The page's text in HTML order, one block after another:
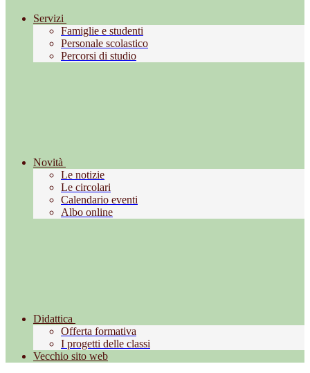
Servizi
Famiglie e studenti
Personale scolastico
Percorsi di studio
Novità
Le notizie
Le circolari
Calendario eventi
Albo online
Didattica
Offerta formativa
I progetti delle classi
Vecchio sito web